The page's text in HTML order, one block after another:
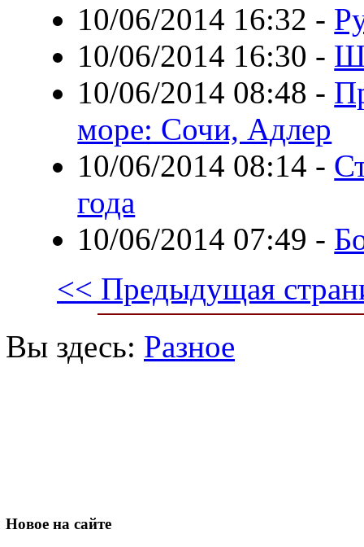
10/06/2014 16:32 -
10/06/2014 16:30 -
10/06/2014 08:48 -
море: Сочи, Адлер
10/06/2014 08:14 -
года
10/06/2014 07:49 -
<< Предыдущая
Вы здесь: Разное
Новое на сайте